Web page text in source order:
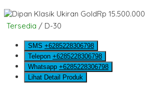
Rp 15.500.000
Tersedia / D-30
SMS +6285228306798
Telepon +6285228306798
Whatsapp +6285228306798
Lihat Detail Produk